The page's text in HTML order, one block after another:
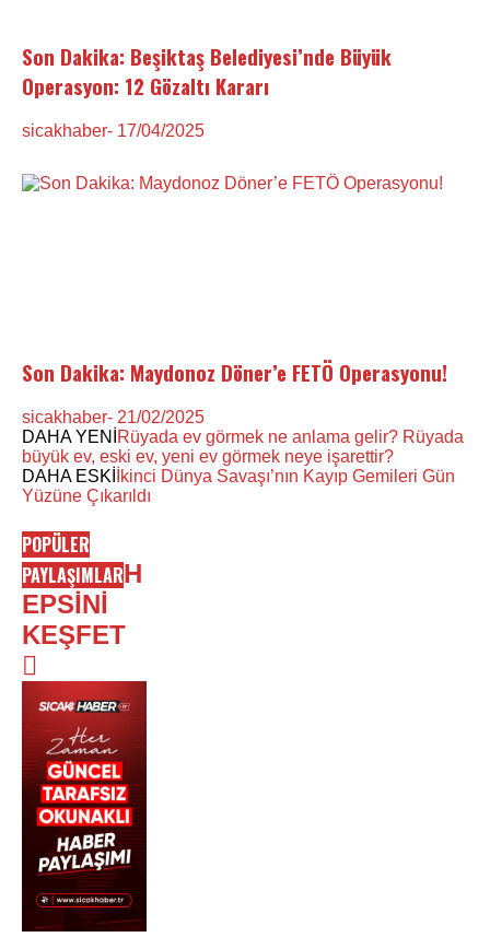
Son Dakika: Beşiktaş Belediyesi’nde Büyük
Operasyon: 12 Gözaltı Kararı
sicakhaber- 17/04/2025
Son Dakika: Maydonoz Döner’e FETÖ Operasyonu!
sicakhaber- 21/02/2025
DAHA YENİ Rüyada ev görmek ne anlama gelir? Rüyada
büyük ev, eski ev, yeni ev görmek neye işarettir?
DAHA ESKİ
İkinci Dünya Savaşı’nın Kayıp Gemileri Gün
Yüzüne Çıkarıldı
POPÜLER
PAYLAŞIMLARH
EPSİNİ
KEŞFET